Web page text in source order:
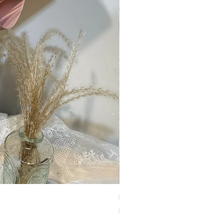
Dreams come true深藍色玫
價格
HK$850.00